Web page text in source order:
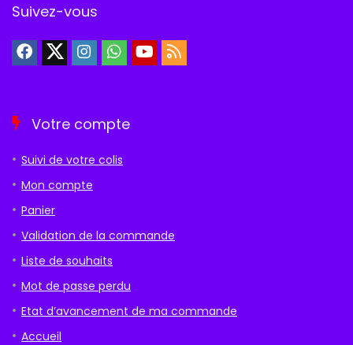
Suivez-vous
Votre compte
Suivi de votre colis
Mon compte
Panier
Validation de la commande
Liste de souhaits
Mot de passe perdu
Etat d’avancement de ma commande
Accueil